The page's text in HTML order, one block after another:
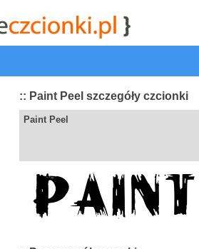
| przeglądaj najwyżej
:: Paint Peel szczegóły czcionki
Paint Peel